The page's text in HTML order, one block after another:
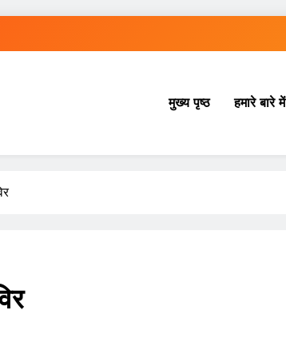
मुख्य पृष्ठ हमारे बारे में